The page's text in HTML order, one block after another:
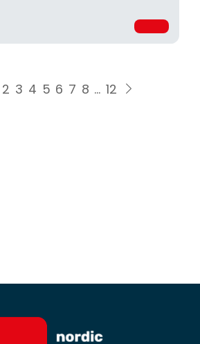
2 3 4 5 6 7 8 … 12